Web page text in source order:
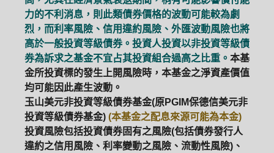
力的不利消息，則此類債券價格的波動可能較為劇
烈，而利率風險、信用違約風險、外匯波動風險也將
高於一般投資等級債券。投資人投資以非投資等級債
券為訴求之基金不宜占其投資組合過高之比重。 本基
金所投資標的發生上開風險時，本基金之淨資產價值
均可能因此產生波動。
玉山美元非投資等級債券基金(原PGIM保德信美元非
投資等級債券基金) (本基金之配息來源可能為本金)
投資風險包括投資債券固有之風險(包括債券發行人
違約之信用風險、利率變動之風險、流動性風險)、